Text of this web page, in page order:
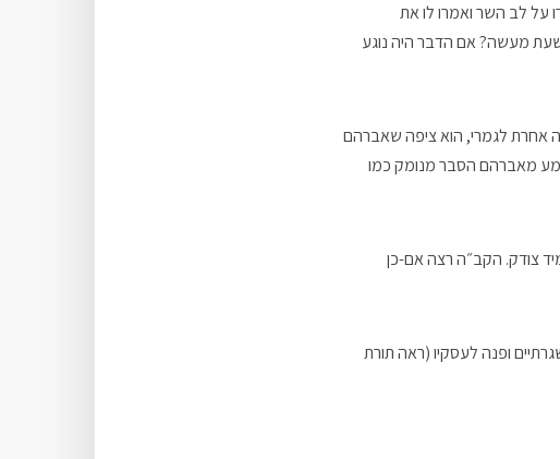
על לב השר ואמרו לו את
מעשה? אם הדבר היה נוגע
לגמרי, הוא ציפה שאברהם
מאברהם הסבר מנומק כמו
צודק. הקב״ה רצה אם-כן
ופנה לעסקיו (ראה תורת